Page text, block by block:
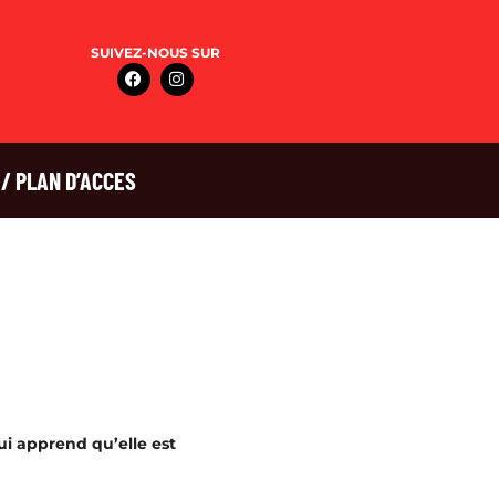
SUIVEZ-NOUS SUR
PLAN D’ACCES
apprend qu’elle est